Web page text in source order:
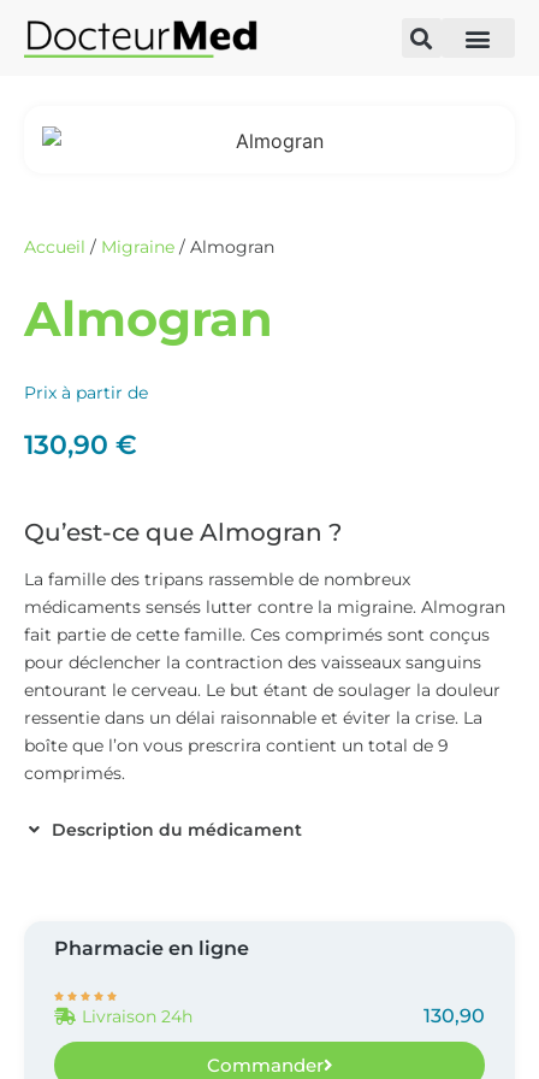
Accueil / Migraine / Almogran
Almogran
Prix à partir de
130,90 €
Qu’est-ce que Almogran ?
La famille des tripans rassemble de nombreux
médicaments sensés lutter contre la migraine. Almogran
fait partie de cette famille. Ces comprimés sont conçus
pour déclencher la contraction des vaisseaux sanguins
entourant le cerveau. Le but étant de soulager la douleur
ressentie dans un délai raisonnable et éviter la crise. La
boîte que l’on vous prescrira contient un total de 9
comprimés.
Description du médicament
Pharmacie en ligne
    
Livraison 24h 130,90
Commander